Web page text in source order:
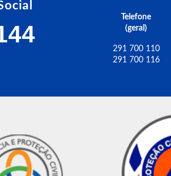
Telefone
(geral)
291 700 110
291 700 116